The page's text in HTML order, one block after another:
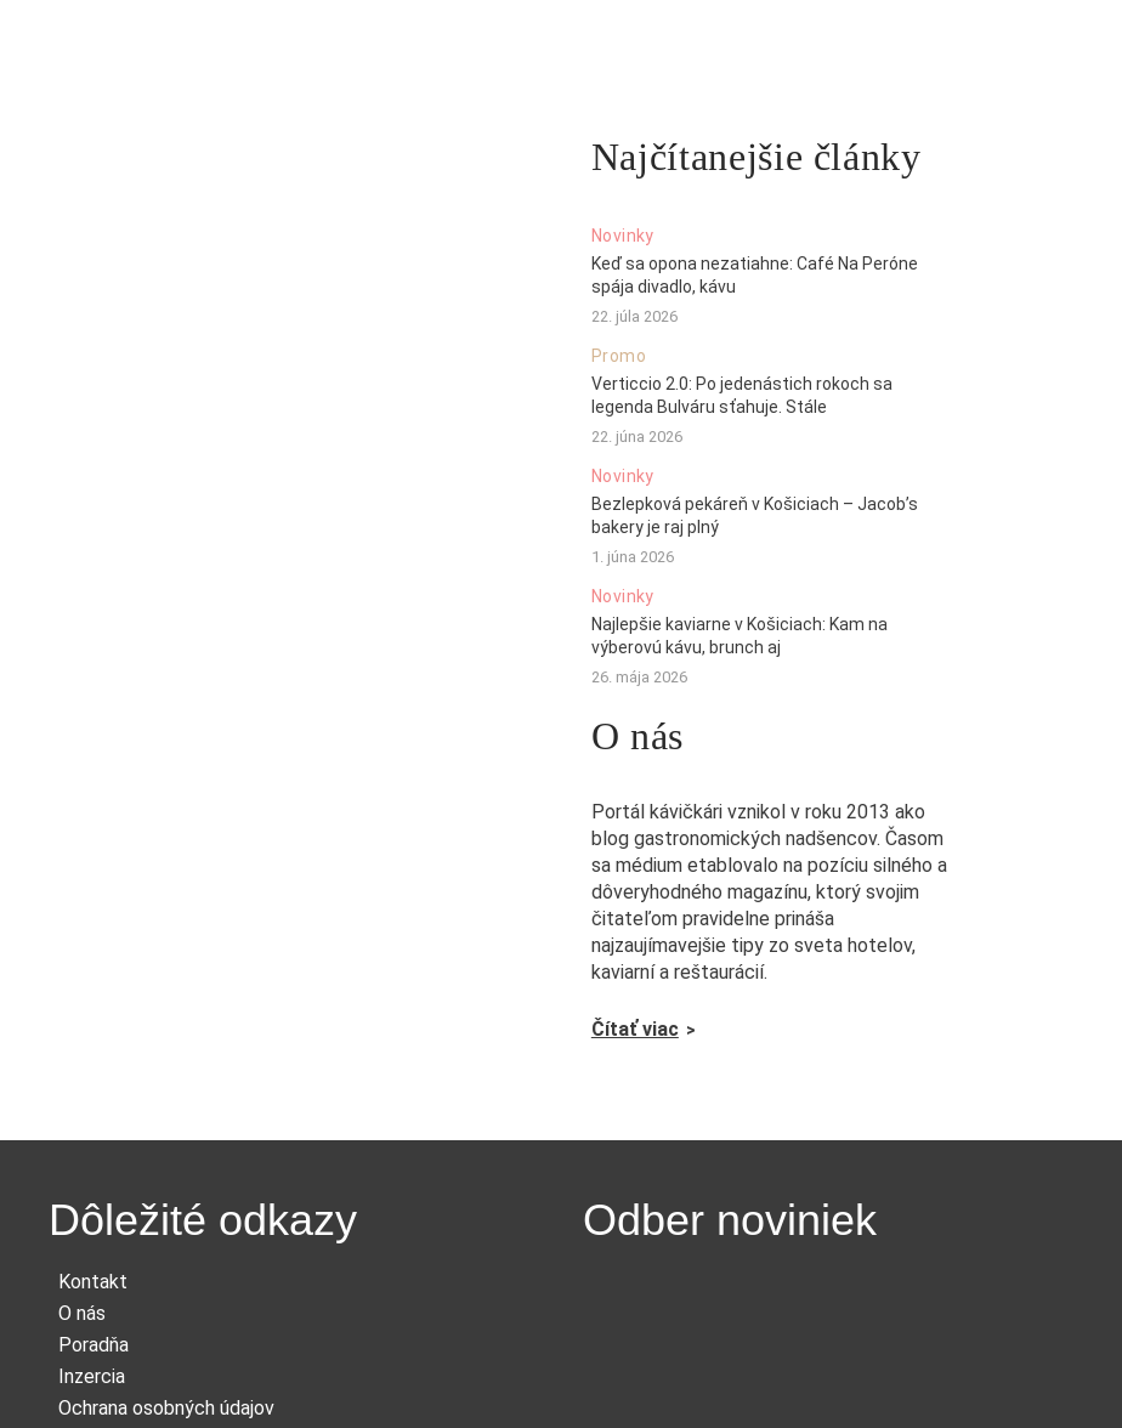
Najčítanejšie články
Novinky
Keď sa opona nezatiahne: Café Na Peróne
spája divadlo, kávu
22. júla 2026
Promo
Verticcio 2.0: Po jedenástich rokoch sa
legenda Bulváru sťahuje. Stále
22. júna 2026
Novinky
Bezlepková pekáreň v Košiciach – Jacob’s
bakery je raj plný
1. júna 2026
Novinky
Najlepšie kaviarne v Košiciach: Kam na
výberovú kávu, brunch aj
26. mája 2026
O nás
Portál kávičkári vznikol v roku 2013 ako
blog gastronomických nadšencov. Časom
sa médium etablovalo na pozíciu silného a
dôveryhodného magazínu, ktorý svojim
čitateľom pravidelne prináša
najzaujímavejšie tipy zo sveta hotelov,
kaviarní a reštaurácií.
Čítať viac
Dôležité odkazy
Kontakt
O nás
Poradňa
Inzercia
Ochrana osobných údajov
Odber noviniek